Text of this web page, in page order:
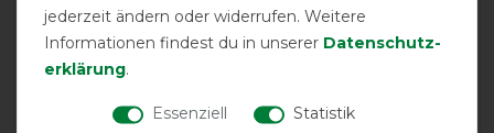
Positive
100%
jederzeit ändern oder widerrufen. Weitere
Informationen findest du in unserer Daten­schutz­
erklärung.
Essenziell
Statistik